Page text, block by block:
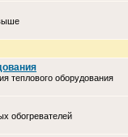
теплового оборудования
обогревателей